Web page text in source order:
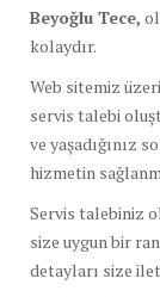
Beyoğlu Tece,
kolaydır.
Web sitemiz
servis talebi
ve yaşadığınız
hizmetin
Servis talebiniz
size uygun bir
detayları size